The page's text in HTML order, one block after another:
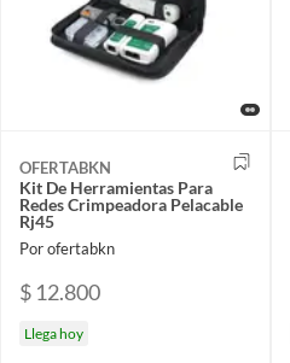
OFERTABKN
Kit De Herramientas Para
Redes Crimpeadora Pelacable
Rj45
Por ofertabkn
$ 12.800
Llega hoy